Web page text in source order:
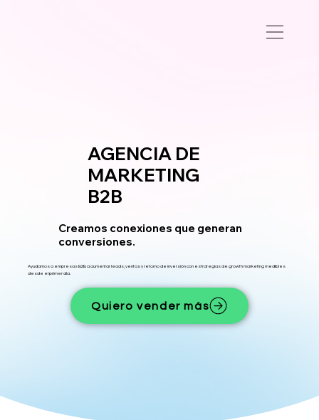
AGENCIA DE
MARKETING
B2B
Creamos conexiones que generan
conversiones.
Ayudamos a empresas B2B a aumentar leads, ventas y retorno de inversión con estrategias de growth marketing medibles
desde el primer día.
Quiero vender más